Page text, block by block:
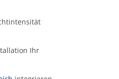
Ihr